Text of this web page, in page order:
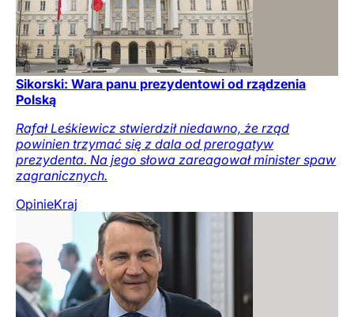
Sikorski: Wara panu prezydentowi od rządzenia
Polską
Rafał Leśkiewicz stwierdził niedawno, że rząd
powinien trzymać się z dala od prerogatyw
prezydenta. Na jego słowa zareagował minister spaw
zagranicznych.
OpinieKraj